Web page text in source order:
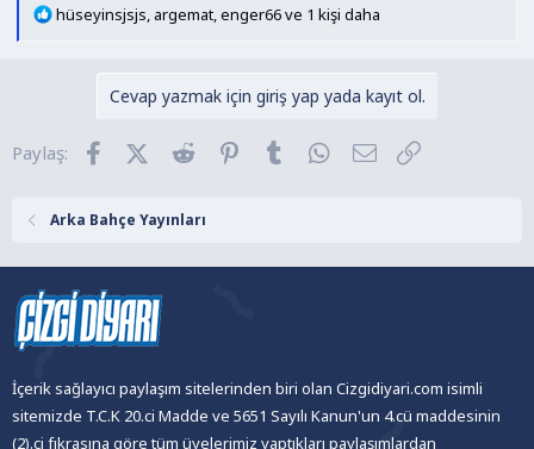
Tony Stark, dünyaya temiz ve bedava enerji sunmaya
cesur hamleler doğal olarak düşmanları cezbeder –
fabrikasında rakibi Justine Hammer’ın yerleştirdiği bir
casus bulunan Tony’nin hata yapmak gibi bir lüksü
yoktur. Ne yazık ki sorunlar ardı ardına gelir –buna Stark
hiç eksik olmayan gölgesi de dahildir –ve Tony hata
noktaya mı getirmiştir?
(Tanıtım Bülteninden)
Medya Cinsi : Ciltsiz
İlk Baskı Yılı : 2017
Hamur Tipi : Kuşe
Sayfa Sayısı : 168
T
e
hüseyinsjsjs, argemat,enger66ve 1 kişi daha
Cevap yazmak için giriş yap yada kayıt ol.
Paylaş: FacebookX (Twitter)
Reddit Pinterest
Tumblr WhatsApp
E-posta
Arka Bahçe Yayınları
İçerik sağlayıcı paylaşım sitelerinden biri olan Cizgidiyari.com isimli
sitemizde T.C.K 20.ci Madde ve 5651 Sayılı Kanun'un 4.cü maddesinin
(2).ci fıkrasına göre tüm üyelerimiz yaptıkları paylaşımlardan